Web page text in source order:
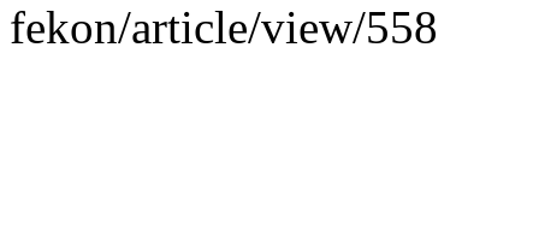
fekon/article/view/558